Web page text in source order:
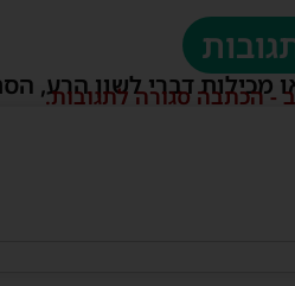
מכילות דברי לשון הרע,
- הכתבה סגורה לתגובות.